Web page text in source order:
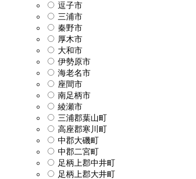
逗子市
三浦市
秦野市
厚木市
大和市
伊勢原市
海老名市
座間市
南足柄市
綾瀬市
三浦郡葉山町
高座郡寒川町
中郡大磯町
中郡二宮町
足柄上郡中井町
足柄上郡大井町